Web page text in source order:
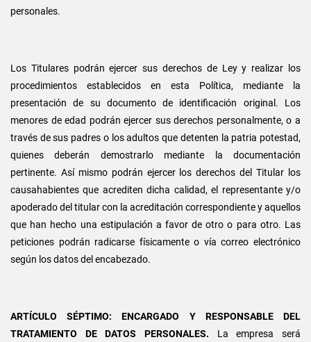
personales.
Los Titulares podrán ejercer sus derechos de Ley y realizar los
procedimientos establecidos en esta Política, mediante la
presentación de su documento de identificación original. Los
menores de edad podrán ejercer sus derechos personalmente, o a
través de sus padres o los adultos que detenten la patria potestad,
quienes deberán demostrarlo mediante la documentación
pertinente. Así mismo podrán ejercer los derechos del Titular los
causahabientes que acrediten dicha calidad, el representante y/o
apoderado del titular con la acreditación correspondiente y aquellos
que han hecho una estipulación a favor de otro o para otro. Las
peticiones podrán radicarse físicamente o vía correo electrónico
según los datos del encabezado.
ARTÍCULO SÉPTIMO: ENCARGADO Y RESPONSABLE DEL
TRATAMIENTO DE DATOS PERSONALES. La empresa será